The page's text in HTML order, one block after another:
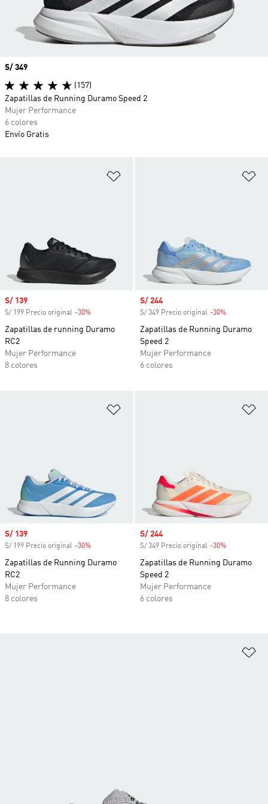
Precio de venta
S/ 139
S/ 199 Precio original -30%
Zapatillas de running Duramo
RC2
Mujer Performance
8 colores
Precio de venta
S/ 244
S/ 349 Precio original -30%
Zapatillas de Running Duramo
Speed 2
Mujer Performance
6 colores
Precio de venta
S/ 139
S/ 199 Precio original -30%
Zapatillas de Running Duramo
RC2
Mujer Performance
8 colores
Precio de venta
S/ 244
S/ 349 Precio original -30%
Zapatillas de Running Duramo
Speed 2
Mujer Performance
6 colores
Precio
S/ 349
(157)
Zapatillas de Running Duramo Speed 2
Mujer Performance
6 colores
Envío Gratis